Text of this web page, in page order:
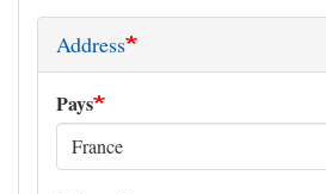
Address
Pays